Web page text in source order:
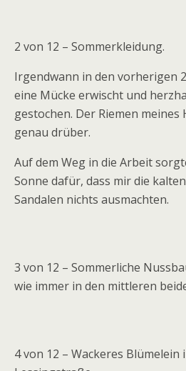
2 von 12 – Sommerkleidung.
Irgendwann in den vorherigen
eine Mücke erwischt und
gestochen. Der Riemen meines
genau drüber.
Auf dem Weg in die Arbeit
Sonne dafür, dass mir die
Sandalen nichts ausmachten.
3 von 12 – Sommerliche
wie immer in den mittleren
4 von 12 – Wackeres Blümelein